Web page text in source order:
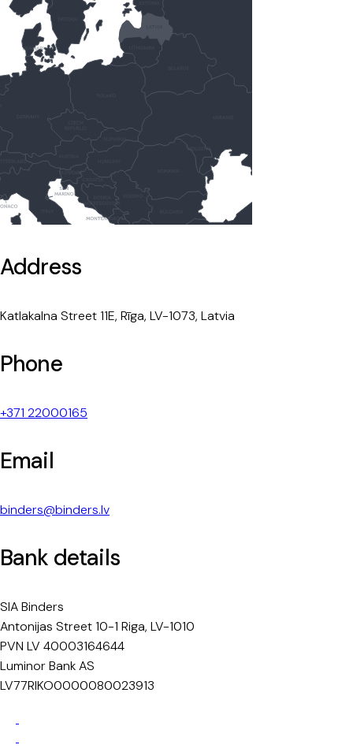
Address
Katlakalna Street 11E, Rīga, LV-1073, Latvia
Phone
+371 22000165
Email
binders@binders.lv
Bank details
SIA Binders
Antonijas Street 10-1 Riga, LV-1010
PVN LV 40003164644
Luminor Bank AS
LV77RIKO0000080023913